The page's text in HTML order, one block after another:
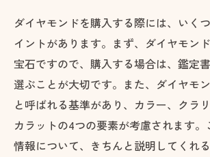
ダイヤモンドを購入する際には、いく
イントがあります。まず、ダイヤモン
宝石ですので、購入する場合は、鑑定
選ぶことが大切です。また、ダイヤモ
と呼ばれる基準があり、カラー、クラ
カラットの4つの要素が考慮されます。
情報について、きちんと説明してくれ